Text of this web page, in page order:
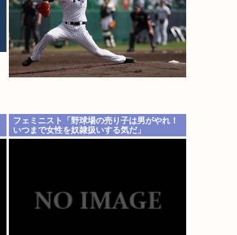
フェミニスト「野球場の売り子は男がやれ！
いつまで女性を奴隷扱いする気だ」